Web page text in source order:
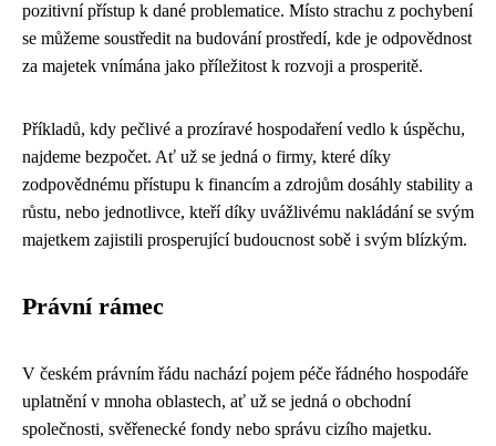
pozitivní přístup k dané problematice. Místo strachu z pochybení
se můžeme soustředit na budování prostředí, kde je odpovědnost
za majetek vnímána jako příležitost k rozvoji a prosperitě.
Příkladů, kdy pečlivé a prozíravé hospodaření vedlo k úspěchu,
najdeme bezpočet. Ať už se jedná o firmy, které díky
zodpovědnému přístupu k financím a zdrojům dosáhly stability a
růstu, nebo jednotlivce, kteří díky uvážlivému nakládání se svým
majetkem zajistili prosperující budoucnost sobě i svým blízkým.
Právní rámec
V českém právním řádu nachází pojem péče řádného hospodáře
uplatnění v mnoha oblastech, ať už se jedná o obchodní
společnosti, svěřenecké fondy nebo správu cizího majetku.